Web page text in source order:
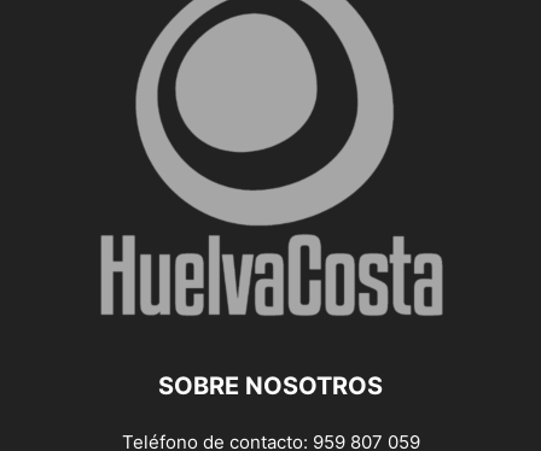
SOBRE NOSOTROS
Teléfono de contacto: 959 807 059